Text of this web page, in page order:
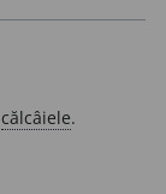
călcâiele.